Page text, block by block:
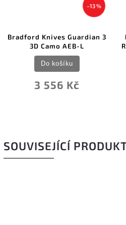
Knives Guardian 3
3D Camo AEB-L
3 556 Kč
Do košíku
Buck
SOUVISEJÍCÍ